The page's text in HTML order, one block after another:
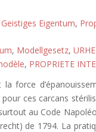
Geistiges Eigentum,
, Modellgesetz,
, PROPRIETE
force
ces carcans
au Code
de 1794. La